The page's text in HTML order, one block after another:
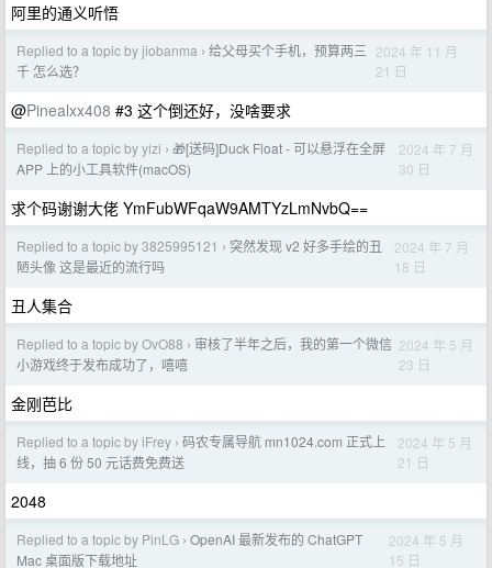
阿里的通义听悟
Replied to a topic by jiobanma › 给父母买个手机，预算两三
千 怎么选？
2024 年 11 月
21 日
@Pinealxx408 #3 这个倒还好，没啥要求
Replied to a topic by yizi › 🎁[送码]Duck Float - 可以悬浮在全屏
APP 上的小工具软件(macOS)
2024 年 7 月
30 日
求个码谢谢大佬 YmFubWFqaW9AMTYzLmNvbQ==
Replied to a topic by 3825995121 › 突然发现 v2 好多手绘的丑
陋头像 这是最近的流行吗
2024 年 7 月
18 日
丑人集合
Replied to a topic by OvO88 › 审核了半年之后，我的第一个微信
小游戏终于发布成功了，嘻嘻
2024 年 5 月
23 日
金刚芭比
Replied to a topic by iFrey › 码农专属导航 mn1024.com 正式上
线，抽 6 份 50 元话费免费送
2024 年 5 月
21 日
2048
Replied to a topic by PinLG › OpenAI 最新发布的 ChatGPT
Mac 桌面版下载地址
2024 年 5 月
15 日